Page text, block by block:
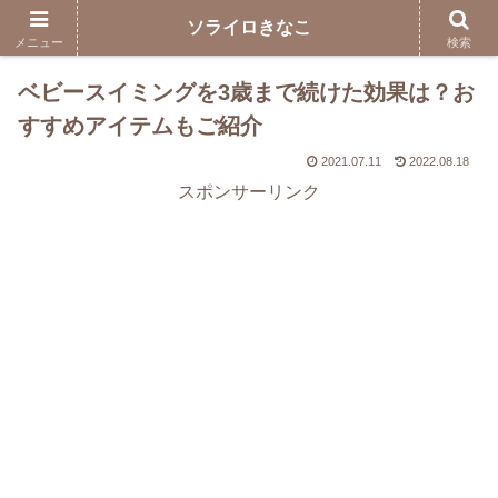
ベビースイミングを3歳まで続けた効果は？お
すすめアイテムもご紹介
2021.07.11 2022.08.18
スポンサーリンク
メニュー
ソライロきなこ
検索